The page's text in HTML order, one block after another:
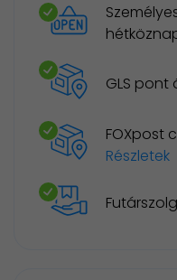
GLS pont
FOXpost
Részletek